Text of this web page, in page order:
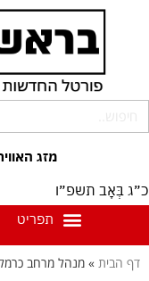
כ״ג בְּאָב תשפ״ו
דף הבית » מנהל מרחב